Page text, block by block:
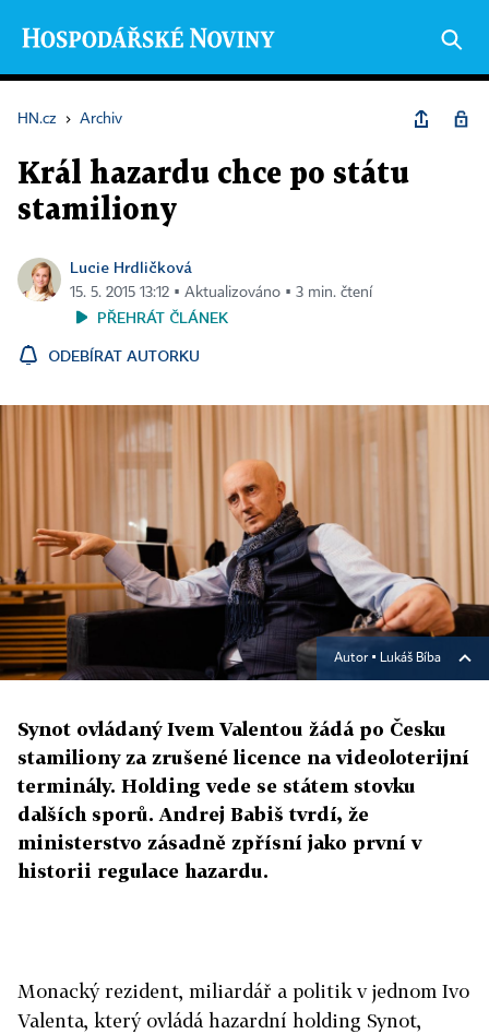
HN.cz › Archiv
Král hazardu chce po státu
stamiliony
Lucie Hrdličková
15. 5. 2015 13:12 ▪ Aktualizováno ▪ 3 min. čtení
PŘEHRÁT ČLÁNEK
ODEBÍRAT AUTORKU
Autor ▪ Lukáš Bíba
Synot ovládaný Ivem Valentou žádá po Česku
stamiliony za zrušené licence na videoloterijní
terminály. Holding vede se státem stovku
dalších sporů. Andrej Babiš tvrdí, že
ministerstvo zásadně zpřísní jako první v
historii regulace hazardu.
Monacký rezident, miliardář a politik v jednom Ivo
Valenta, který ovládá hazardní holding Synot,